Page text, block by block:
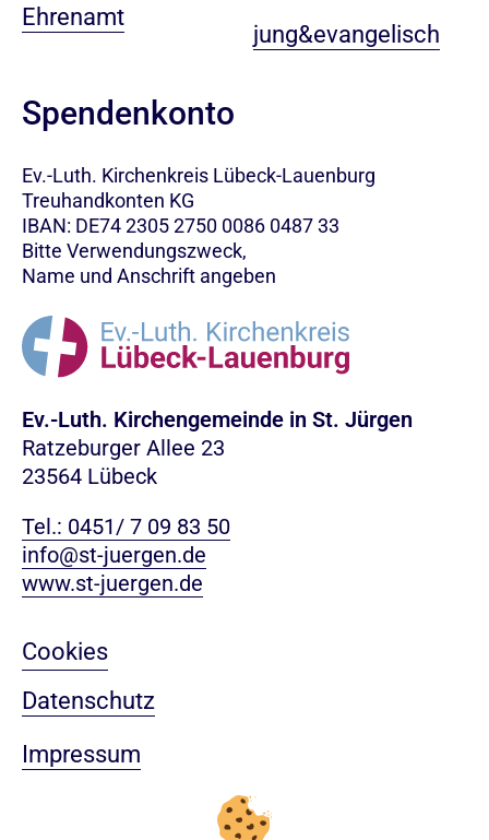
Ehrenamt
jung&evangelisch
Spendenkonto
Ev.-Luth. Kirchenkreis Lübeck-Lauenburg
Treuhandkonten KG
IBAN: DE74 2305 2750 0086 0487 33
Bitte Verwendungszweck,
Name und Anschrift angeben
Ev.-Luth. Kirchengemeinde in St. Jürgen
Ratzeburger Allee 23
23564 Lübeck
Tel.: 0451/ 7 09 83 50
info@st-juergen.de
www.st-juergen.de
Cookies
Datenschutz
Impressum